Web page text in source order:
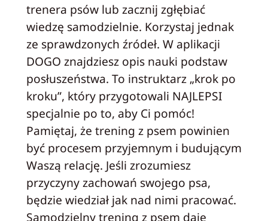
trenera psów lub zacznij zgłębiać
wiedzę samodzielnie. Korzystaj jednak
ze sprawdzonych źródeł. W aplikacji
DOGO znajdziesz opis nauki podstaw
posłuszeństwa. To instruktarz „krok po
kroku”, który przygotowali NAJLEPSI
specjalnie po to, aby Ci pomóc!
Pamiętaj, że trening z psem powinien
być procesem przyjemnym i budującym
Waszą relację. Jeśli zrozumiesz
przyczyny zachowań swojego psa,
będzie wiedział jak nad nimi pracować.
Samodzielny trening z psem daje